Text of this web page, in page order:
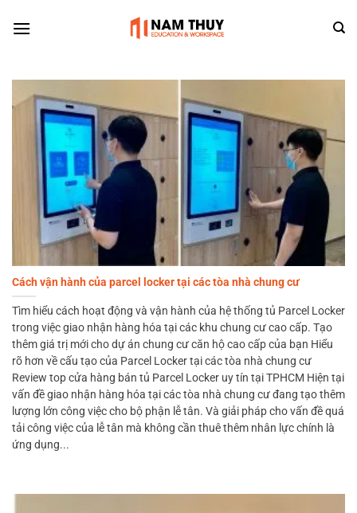
Cách vận hành của parcel locker tại các tòa nhà chung cư
Tìm hiểu cách hoạt động và vận hành của hệ thống tủ Parcel Locker
trong việc giao nhận hàng hóa tại các khu chung cư cao cấp. Tạo
thêm giá trị mới cho dự án chung cư căn hộ cao cấp của bạn Hiểu
rõ hơn về cấu tạo của Parcel Locker tại các tòa nhà chung cư
Review top cửa hàng bán tủ Parcel Locker uy tín tại TPHCM Hiện tại
vấn đề giao nhận hàng hóa tại các tòa nhà chung cư đang tạo thêm
lượng lớn công việc cho bộ phận lễ tân. Và giải pháp cho vấn đề quá
tải công việc của lễ tân mà không cần thuê thêm nhân lực chính là
ứng dụng...